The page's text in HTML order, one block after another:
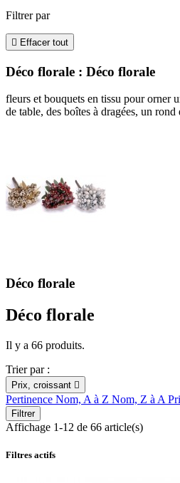
Filtrer par
 Effacer tout
Déco florale : Déco florale
fleurs et bouquets en tissu pour orner
de table, des boîtes à dragées, un rond
Déco florale
Déco florale
Il y a 66 produits.
Trier par :
Prix, croissant 
Pertinence Nom, A à Z Nom, Z à A
Filtrer
Affichage 1-12 de 66 article(s)
Filtres actifs